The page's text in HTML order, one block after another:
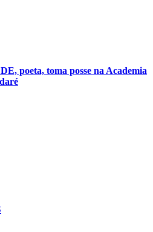
poeta, toma posse na Academia